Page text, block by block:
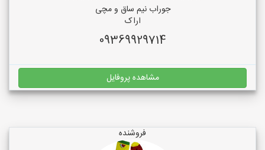
جوراب نیم ساق و مچی
اراک
09369929714
مشاهده پروفایل
فروشنده